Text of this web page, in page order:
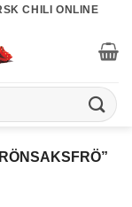
CHILI ONLINE